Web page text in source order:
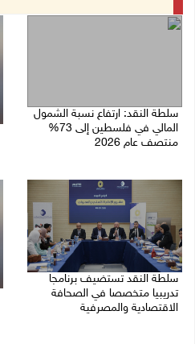
سلطة النقد: ارتفاع نسبة الشمول
المالي في فلسطين إلى 73%
منتصف عام 2026
سلطة النقد تستضيف برنامجا
تدريبيا متخصصا في الصحافة
الاقتصادية والمصرفية